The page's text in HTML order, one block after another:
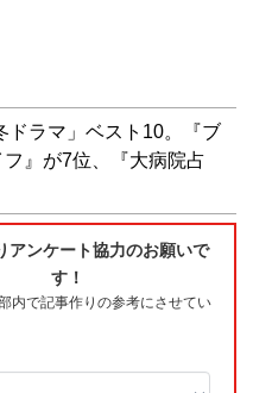
ドラマ」ベスト10。『ブ
』が7位、『大病院占